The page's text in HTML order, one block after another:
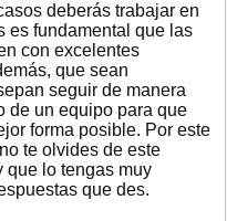
deberás trabajar en
es fundamental que las
con excelentes
que sean
seguir de manera
de un equipo para que
forma posible. Por este
te olvides de este
que lo tengas muy
que des.